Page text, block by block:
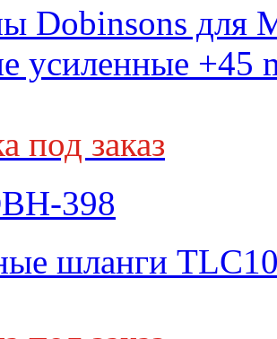
Dobinsons для
усиленные +45
под заказ
398
шланги